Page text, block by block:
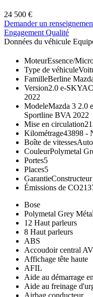
24 500 €
Demander un
Engagement Qualité
Données du véhicule
MoteurEssence/
Type de véhicule
FamilleBerline
Version2.0 e-
2022
ModeleMazda 3 2.0
Sportline BVA 2022
Mise en circulation
Kilométrage43898 -
Boîte de vitesses
CouleurPolymetal
Portes5
Places5
GarantieConstructeur
Émissions de CO2
Bose
Polymetal Grey
12 Haut parleurs
8 Haut parleurs
ABS
Accoudoir central
Affichage tête haute
AFIL
Aide au démarrage
Aide au freinage
Airbag conducteur